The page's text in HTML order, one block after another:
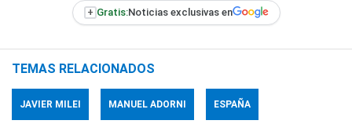
+ Gratis:Noticias exclusivas en
TEMAS RELACIONADOS
JAVIER MILEI MANUEL ADORNI ESPAÑA